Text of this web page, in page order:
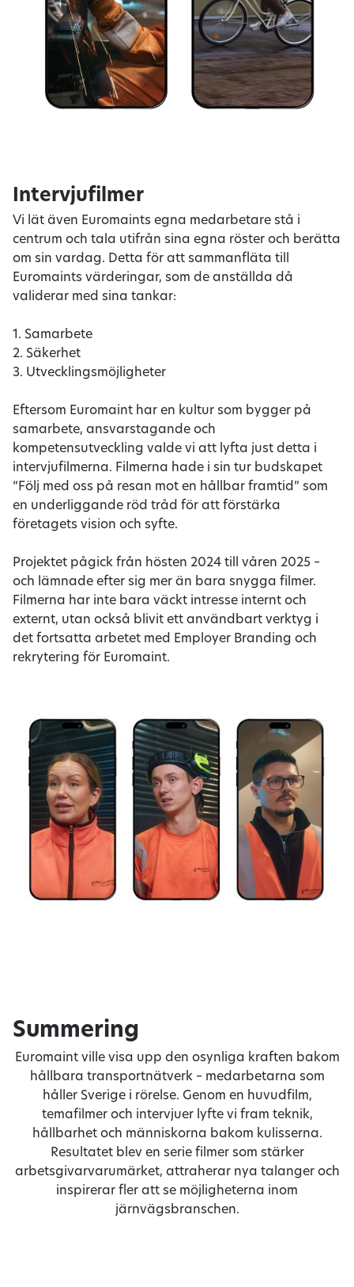
Intervjufilmer
Vi lät även Euromaints egna medarbetare stå i
centrum och tala utifrån sina egna röster och berätta
om sin vardag. Detta för att sammanfläta till
Euromaints värderingar, som de anställda då
validerar med sina tankar:
1. Samarbete
2. Säkerhet
3. Utvecklingsmöjligheter
Eftersom Euromaint har en kultur som bygger på
samarbete, ansvarstagande och
kompetensutveckling valde vi att lyfta just detta i
intervjufilmerna. Filmerna hade i sin tur budskapet
“Följ med oss på resan mot en hållbar framtid” som
en underliggande röd tråd för att förstärka
företagets vision och syfte.
Projektet pågick från hösten 2024 till våren 2025 –
och lämnade efter sig mer än bara snygga filmer.
Filmerna har inte bara väckt intresse internt och
externt, utan också blivit ett användbart verktyg i
det fortsatta arbetet med Employer Branding och
rekrytering för Euromaint.
Summering
Euromaint ville visa upp den osynliga kraften bakom
hållbara transportnätverk – medarbetarna som
håller Sverige i rörelse. Genom en huvudfilm,
temafilmer och intervjuer lyfte vi fram teknik,
hållbarhet och människorna bakom kulisserna.
Resultatet blev en serie filmer som stärker
arbetsgivarvarumärket, attraherar nya talanger och
inspirerar fler att se möjligheterna inom
järnvägsbranschen.